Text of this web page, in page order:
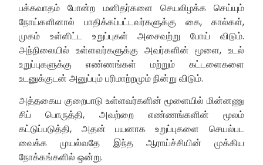
பக்கவாதம் போன்ற மனிதர்களை செயலிழக்க செய்யும்
நோய்களினால் பாதிக்கப்பட்டவர்களுக்கு கை, கால்கள்,
முகம் உள்ளிட்ட உறுப்புகள் அசைவற்று போய் விடும்.
அந்நிலையில் உள்ளவர்களுக்கு அவர்களின் மூளை, உடல்
உறுப்புகளுக்கு எண்ணங்கள் மற்றும் கட்டளைகளை
உடனுக்குடன் அனுப்பும் பரிமாற்றமும் நின்று விடும்.
அத்தகைய குறைபாடு உள்ளவர்களின் மூளையில் மின்னணு
சிப் பொருத்தி, அவற்றை எண்ணங்களின் மூலம்
கட்டுப்படுத்தி, அதன் பயனாக உறுப்புகளை செயல்பட
வைக்க முயல்வதே இந்த ஆராய்ச்சியின் முக்கிய
நோக்கங்களில் ஒன்று.